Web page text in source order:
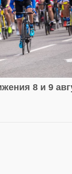
8 и 9